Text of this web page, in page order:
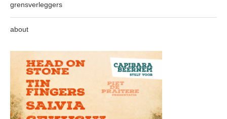
grensverleggers
about